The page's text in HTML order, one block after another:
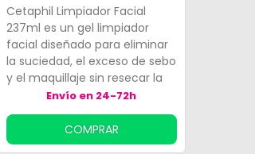
Cetaphil Limpiador Facial
237ml es un gel limpiador
facial diseñado para eliminar
la suciedad, el exceso de sebo
y el maquillaje sin resecar la
piel. Contiene:Vitamina B3Pro-
vitamina B5Este gel espumoso
preserva el equilibrio y la
barrera natural de la piel a la
Envío en 24-72h
COMPRAR